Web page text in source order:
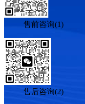
售前咨询(1)
售后咨询(2)